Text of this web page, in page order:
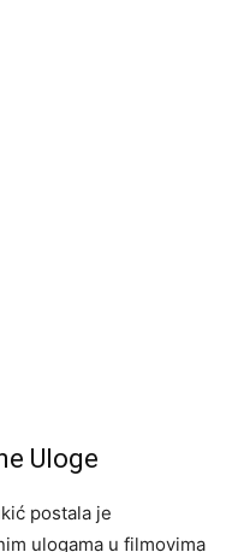
Uloge
postala je
ulogama u filmovima